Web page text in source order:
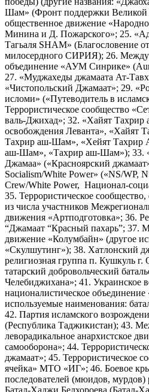
Шам» (Фронт поддержки Великой
общественное движение
Минина и Д. Пожарского»; 25.
Тагьаля SHAM» (Благословение
милосердного СИРИЯ); 26.
объединение «АУМ Синрике»
27. «Муджахеды джамаата Ат-
«Чистопольский Джамаат»; 29.
исломи» («Путеводитель в
Террористическое сообщество
валь-Джихад»; 32. «Хайят
освобождения Леванта», «Хайят
Тахрир аш-Шам», «Хейят
аш-Шам», «Тахрир аш-Шам»); 33.
Джамаа» («Красноярский
Socialism/White Power» («NS/WP,
Crew/White Power, Национал-
35. Террористическое
из числа участников
движения «Артподготовка»; 36.
“Джамаат “Красный пахарь”; 37.
движение «Колумбайн» (другое
«Скулшутинг»); 38. Хатлонский
религиозная группа п. Кушкуль
татарский добровольческий
Челебиджихана»; 41. Украинское
националистическое
используемые наименования:
42. Партия исламского
(Республика Таджикистан); 43.
леворадикальное анархистское
самооборона»; 44.
джамаат»; 45. Террористическое
ячейка» МТО «ИГ»; 46. Боевое
последователей (мюидов, мурдов)
Батал-Хаджи Белхороева (Батал-